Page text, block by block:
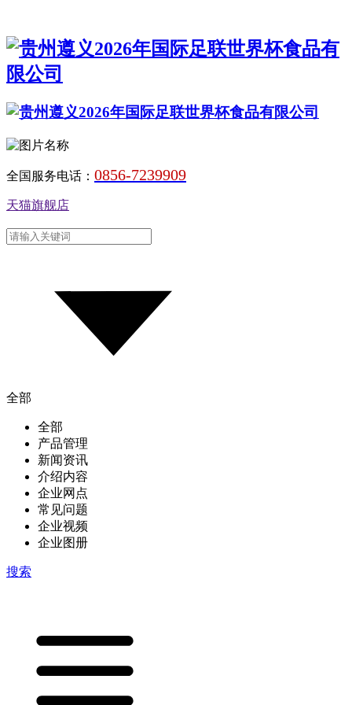
全国服务电话： 0856-7239909
天猫旗舰店
全部
全部
产品管理
新闻资讯
介绍内容
企业网点
常见问题
企业视频
企业图册
搜索